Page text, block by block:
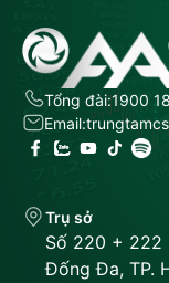
Tổng đài:1900
Email:
Trụ sở
Số 220 + 222
Đống Đa, TP.